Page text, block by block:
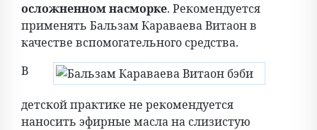
осложненном насморке. Рекомендуется
применять Бальзам Караваева Витаон в
качестве вспомогательного средства.
В
детской практике не рекомендуется
наносить эфирные масла на слизистую